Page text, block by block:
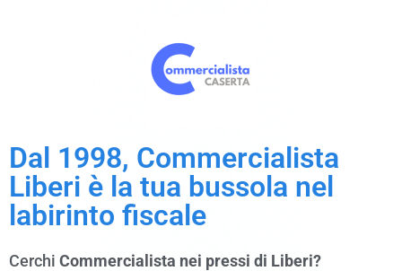
Dal 1998, Commercialista
Liberi è la tua bussola nel
labirinto fiscale
Cerchi Commercialista nei pressi di Liberi?